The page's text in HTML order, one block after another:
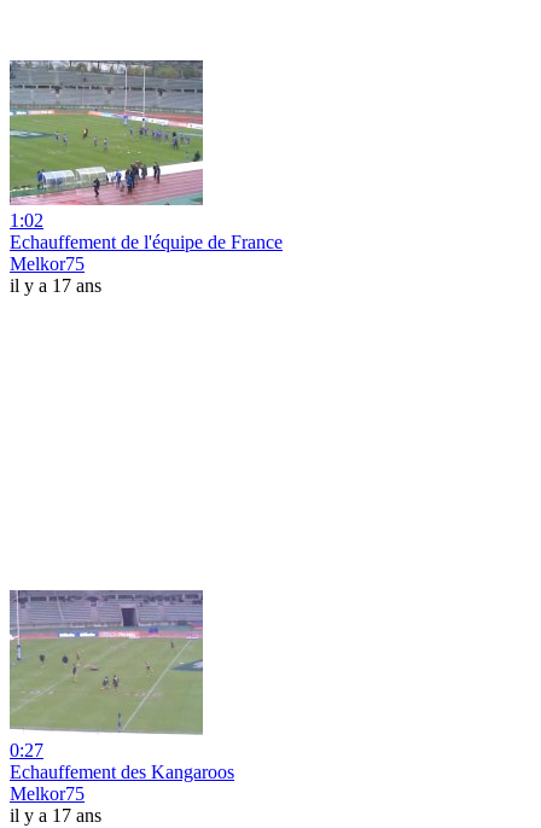
1:02
Echauffement de l'équipe de France
Melkor75
il y a 17 ans
0:27
Echauffement des Kangaroos
Melkor75
il y a 17 ans